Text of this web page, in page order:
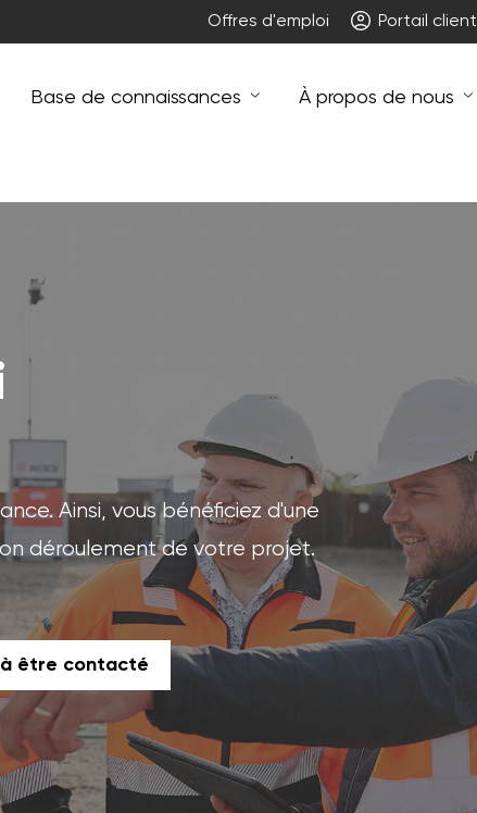
Offres d'emploi Portail client
Base de connaissances À propos de nous
Ainsi, vous bénéficiez d'une
déroulement de votre projet.
être contacté